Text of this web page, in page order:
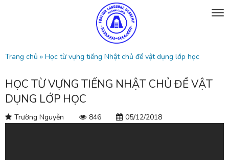
Trang chủ » Học từ vựng tiếng Nhật chủ đề vật dụng lớp học
HỌC TỪ VỰNG TIẾNG NHẬT CHỦ ĐỀ VẬT
DỤNG LỚP HỌC
Trường Nguyễn 846 05/12/2018